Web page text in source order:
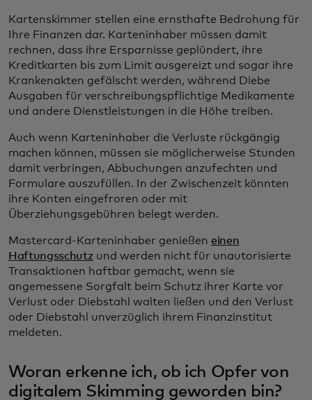
Kartenskimmer stellen eine ernsthafte Bedrohung für
Ihre Finanzen dar. Karteninhaber müssen damit
rechnen, dass ihre Ersparnisse geplündert, ihre
Kreditkarten bis zum Limit ausgereizt und sogar ihre
Krankenakten gefälscht werden, während Diebe
Ausgaben für verschreibungspflichtige Medikamente
und andere Dienstleistungen in die Höhe treiben.
Auch wenn Karteninhaber die Verluste rückgängig
machen können, müssen sie möglicherweise Stunden
damit verbringen, Abbuchungen anzufechten und
Formulare auszufüllen. In der Zwischenzeit könnten
ihre Konten eingefroren oder mit
Überziehungsgebühren belegt werden.
Mastercard-Karteninhaber genießen einen
Haftungsschutzund werden nicht für unautorisierte
Transaktionen haftbar gemacht, wenn sie
angemessene Sorgfalt beim Schutz ihrer Karte vor
Verlust oder Diebstahl walten ließen und den Verlust
oder Diebstahl unverzüglich ihrem Finanzinstitut
meldeten.
Woran erkenne ich, ob ich Opfer von
digitalem Skimming geworden bin?